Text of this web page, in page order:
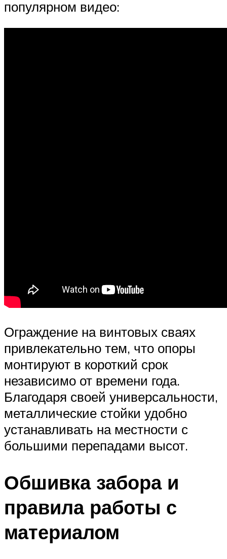
популярном видео:
Ограждение на винтовых сваях
привлекательно тем, что опоры
монтируют в короткий срок
независимо от времени года.
Благодаря своей универсальности,
металлические стойки удобно
устанавливать на местности с
большими перепадами высот.
Обшивка забора и
правила работы с
материалом